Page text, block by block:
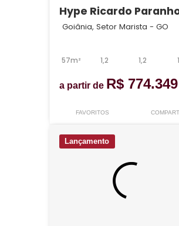
Hype Ricardo
Goiânia, Setor Marista - GO
57m² 1,2 1,2
a partir de R$ 774.349
FAVORITOS
Lançamento